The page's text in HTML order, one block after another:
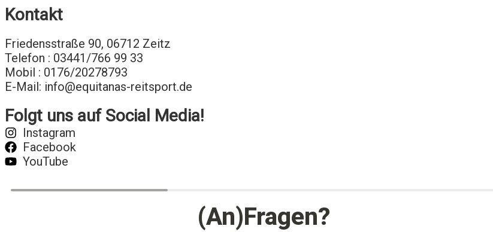
Kontakt
Friedensstraße 90, 06712 Zeitz
Telefon : 03441/766 99 33
Mobil : 0176/20278793
E-Mail: info@equitanas-reitsport.de
Folgt uns auf Social Media!
Instagram
Facebook
YouTube